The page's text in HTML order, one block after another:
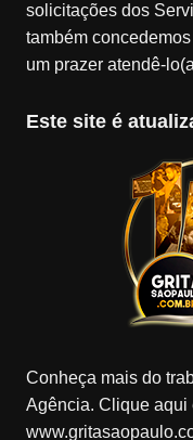
solicitações dos
também
um prazer atendê-
Este site é
Conheça mais do
Agência. Clique aqui